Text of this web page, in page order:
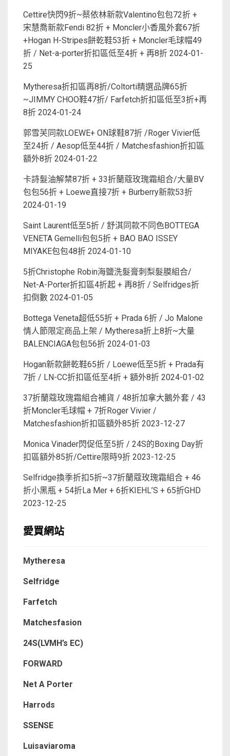
Cettire快閃9折~蔡依林新款Valentino包包72折 +
宋慧喬新款Fendi 82折 + Moncler小香風外套67折
+Hogan H-Stripes餅乾鞋53折 + Moncler毛球帽49
折 / Net-a-porter折扣區低至4折 + 再8折 2024-01-
25
Mytheresa折扣區再8折/Coltorti精選品牌65折
~JIMMY CHOO鞋47折/ Farfetch折扣區低至3折+再
8折 2024-01-24
郭雪芙同款LOEWE+ ON球鞋87折 /Roger Vivier低
至24折 / Aesop低至44折 / Matchesfashion折扣區
額外8折 2024-01-22
卡詩髮油解禁87折 + 33折蘭蔻玫瑰霜組合/大量BV
包包56折 + Loewe直接7折 + Burberry新款53折
2024-01-19
Saint Laurent低至5折 / 舒淇同款不同色BOTTEGA
VENETA Gemelli包包5折 + BAO BAO ISSEY
MIYAKE包包48折 2024-01-10
5折Christophe Robin海鹽洗髮膏刺梨髮膜組合/
Net-A-Porter折扣區4折起 + 再8折 / Selfridges折
扣倒數 2024-01-05
Bottega Veneta超低55折 + Prada 6折 / Jo Malone
情人節限定商品上架 / Mytheresa折上8折~大量
BALENCIAGA包包56折 2024-01-03
Hogan新款餅乾鞋65折 / Loewe低至5折 + Prada有
7折 / LN-CC折扣區低至4折 + 額外8折 2024-01-02
37折蘭蔻玫瑰霜組合補貨 / 48折加拿大鵝外套 / 43
折Moncler毛球帽 + 7折Roger Vivier /
Matchesfashion折扣區額外85折 2023-12-27
Monica Vinader閃促低至5折 / 24S的Boxing Day折
扣區額外85折/Cettire限時9折 2023-12-25
Selfridge換季折扣5折~37折蘭蔻玫瑰霜組合 + 46
折小黑瓶 + 54折La Mer + 6折KIEHL’S + 65折GHD
2023-12-25
愛買網站
Mytheresa
Selfridge
Farfetch
Matchesfasion
24S(LVMH’s EC)
FORWARD
Net A Porter
Harrods
SSENSE
Luisaviaroma